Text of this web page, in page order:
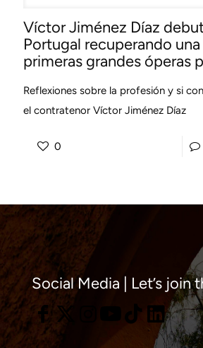
Víctor Jiménez Díaz
Portugal recuperando
primeras grandes óperas
Reflexiones sobre la profesión y si
el contratenor Víctor Jiménez Díaz
0
Social Media | Let’s join